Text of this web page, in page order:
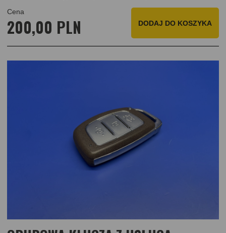
Cena
200,00 PLN DODAJ DO KOSZYKA